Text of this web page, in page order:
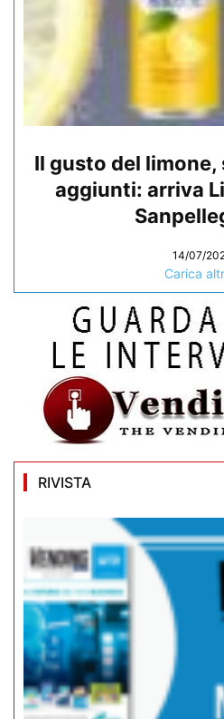
Il gusto del
aggiunti: arriva
14/07/
Carica
RIVISTA